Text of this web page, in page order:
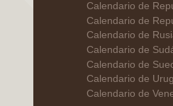
Calendario de
Calendario de
Calendario de
Calendario de
Calendario de
Calendario de
Calendario de